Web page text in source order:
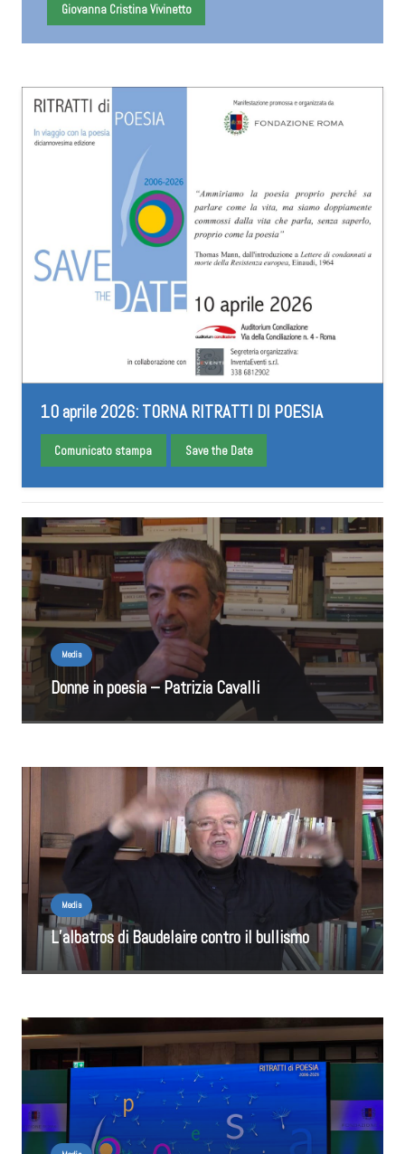
Giovanna Cristina Vivinetto
10 aprile 2026: TORNA RITRATTI DI POESIA
Comunicato stampa Save the Date
Media
Donne in poesia – Patrizia Cavalli
Media
L’albatros di Baudelaire contro il bullismo